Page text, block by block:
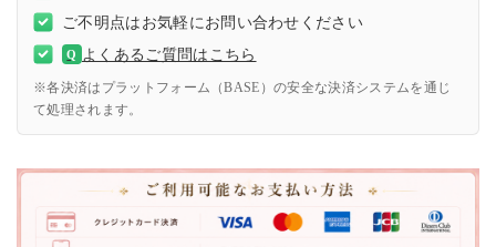
ご不明点はお気軽にお問い合わせください
Q よくあるご質問はこちら
※各決済はプラットフォーム（BASE）の安全な決済システムを通じ
て処理されます。